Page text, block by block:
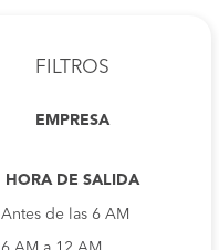
FILTROS
EMPRESA
HORA DE SALIDA
Antes de las 6 AM